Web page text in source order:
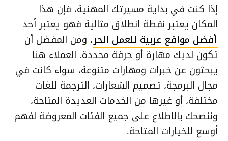
إذا كنت في بداية مسيرتك المهنية، فإن هذا
المكان يعتبر نقطة انطلاق مثالية فهو يعتبر أحد
أفضل مواقع عربية للعمل الحر، ومن المفضل أن
تكون لديك مهارة أو حرفة محددة. العملاء هنا
يبحثون عن خبرات ومهارات متنوعة، سواء كانت في
مجال البرمجة، تصميم الشعارات، الترجمة للغات
مختلفة، أو غيرها من الخدمات العديدة المتاحة،
وننصحك بالاطلاع على جميع الفئات المعروضة لفهم
أوسع للخيارات المتاحة.